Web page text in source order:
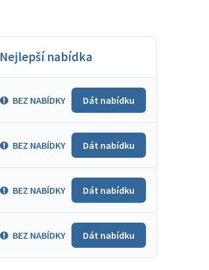
Nejlepší nabídka
BEZ NABÍDKY Dát nabídku
BEZ NABÍDKY Dát nabídku
BEZ NABÍDKY Dát nabídku
BEZ NABÍDKY Dát nabídku